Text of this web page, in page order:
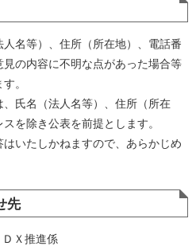
名等）、住所（所在地）、電話番
の内容に不明な点があった場合等
。
氏名（法人名等）、住所（所在
を除き公表を前提とします。
いたしかねますので、あらかじめ
先
Ｘ推進係